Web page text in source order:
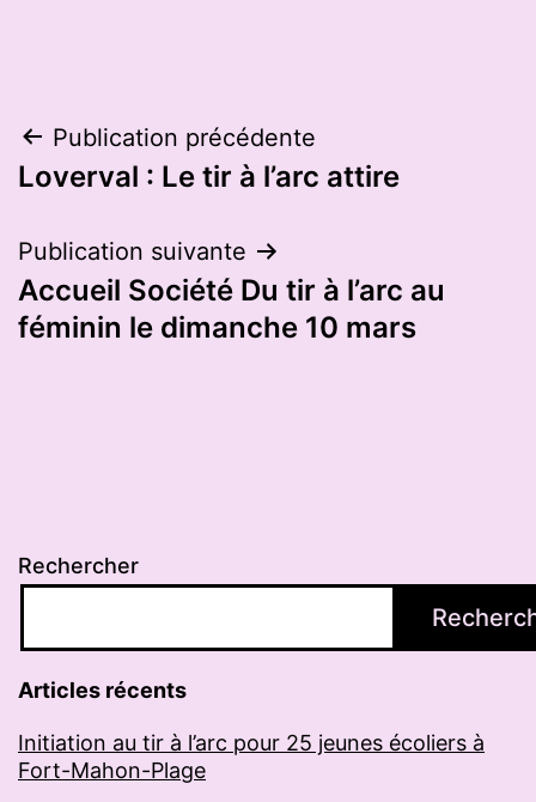
Navigation
de
l’article
Publication précédente
Loverval : Le tir à l’arc attire
Publication suivante
Accueil Société Du tir à l’arc au
féminin le dimanche 10 mars
Rechercher
Articles récents
Initiation au tir à l’arc pour 25 jeunes écoliers à
Fort-Mahon-Plage